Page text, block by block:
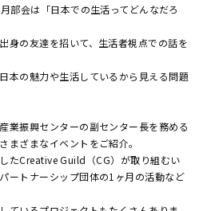
部会は「日本での生活ってどんなだろ
身の友達を招いて、生活者視点での話を
本の魅力や生活しているから見える問題
業振興センターの副センター長を務める
まざまなイベントをご紹介。
たCreative Guild（CG）が取り組むい
ートナーシップ団体の1ヶ月の活動など